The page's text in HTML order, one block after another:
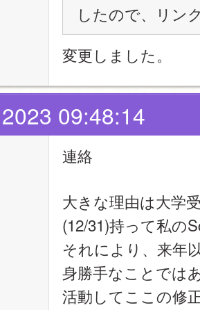
したので、リン
変更しました。
09:48:14
連絡
大きな理由は大学
(12/31)持って私の
それにより、来年
身勝手なことでは
活動してここの修